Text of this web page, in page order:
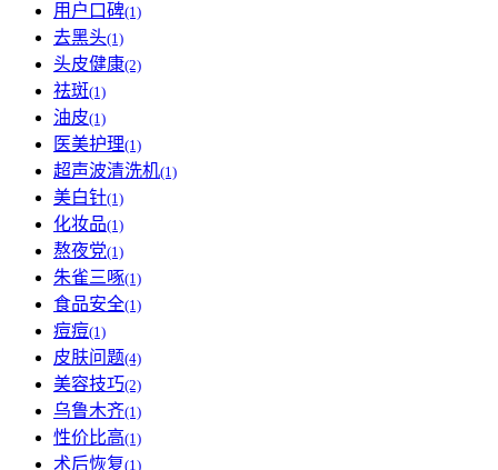
用户口碑(1)
去黑头(1)
头皮健康(2)
祛斑(1)
油皮(1)
医美护理(1)
超声波清洗机(1)
美白针(1)
化妆品(1)
熬夜党(1)
朱雀三啄(1)
食品安全(1)
痘痘(1)
皮肤问题(4)
美容技巧(2)
乌鲁木齐(1)
性价比高(1)
术后恢复(1)